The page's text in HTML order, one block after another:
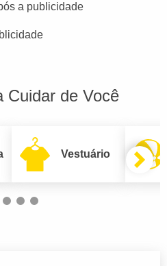
a publicidade
Cuidar de Você
Vestuário